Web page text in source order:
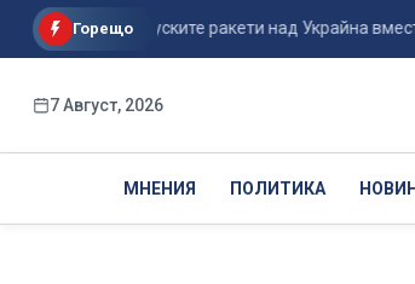
Горещо
на руските ракети над Украйна вместо да се
7 Август, 2026
МНЕНИЯ ПОЛИТИКА